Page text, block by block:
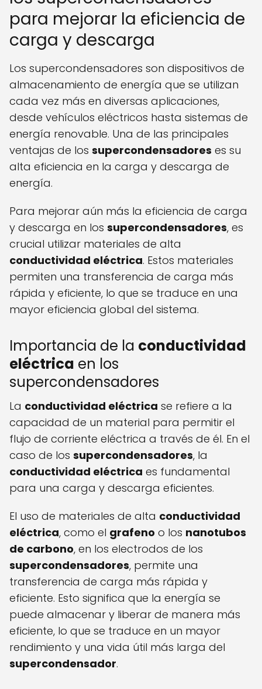
para mejorar la eficiencia de
carga y descarga
Los supercondensadores son dispositivos de
almacenamiento de energía que se utilizan
cada vez más en diversas aplicaciones,
desde vehículos eléctricos hasta sistemas de
energía renovable. Una de las principales
ventajas de los supercondensadores es su
alta eficiencia en la carga y descarga de
energía.
Para mejorar aún más la eficiencia de carga
y descarga en los supercondensadores, es
crucial utilizar materiales de alta
conductividad eléctrica. Estos materiales
permiten una transferencia de carga más
rápida y eficiente, lo que se traduce en una
mayor eficiencia global del sistema.
Importancia de la conductividad
eléctrica en los
supercondensadores
La conductividad eléctrica se refiere a la
capacidad de un material para permitir el
flujo de corriente eléctrica a través de él. En el
caso de los supercondensadores, la
conductividad eléctrica es fundamental
para una carga y descarga eficientes.
El uso de materiales de alta conductividad
eléctrica, como el grafeno o los nanotubos
de carbono, en los electrodos de los
supercondensadores, permite una
transferencia de carga más rápida y
eficiente. Esto significa que la energía se
puede almacenar y liberar de manera más
eficiente, lo que se traduce en un mayor
rendimiento y una vida útil más larga del
supercondensador.